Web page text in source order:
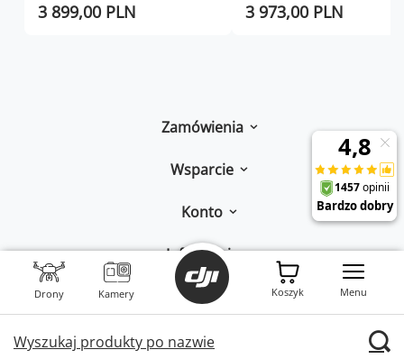
Drony Kamery
Wyszukaj produkty po nazwie
Koszyk Menu
3 899,00 PLN 3 973,00 PLN
Zamówienia
Wsparcie
Konto
Informacje
W sklepie prezentujemy ceny brutto (z VAT).
Stawki VAT dla konsumentów z
kraju:Polska